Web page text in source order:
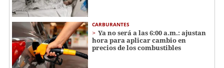
CARBURANTES
Ya no será a las 6:00 a.m.: ajustan
hora para aplicar cambio en
precios de los combustibles